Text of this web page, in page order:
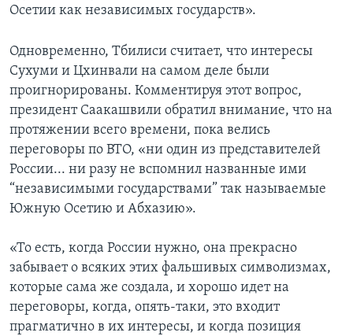
Осетии как независимых государств».
Одновременно, Тбилиси считает, что интересы
Сухуми и Цхинвали на самом деле были
проигнорированы. Комментируя этот вопрос,
президент Саакашвили обратил внимание, что на
протяжении всего времени, пока велись
переговоры по ВТО, «ни один из представителей
России... ни разу не вспомнил названные ими
“независимыми государствами” так называемые
Южную Осетию и Абхазию».
«То есть, когда России нужно, она прекрасно
забывает о всяких этих фальшивых символизмах,
которые сама же создала, и хорошо идет на
переговоры, когда, опять-таки, это входит
прагматично в их интересы, и когда позиция